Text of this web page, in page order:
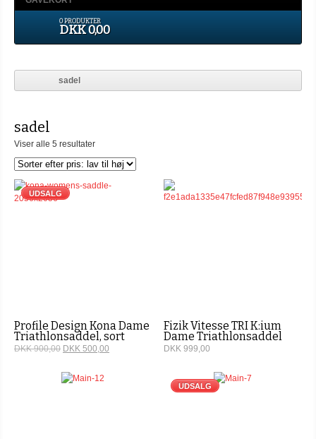
0 PRODUKTER
DKK 0,00
sadel
sadel
Viser alle 5 resultater
UDSALG
Profile Design Kona Dame
Triathlonsaddel, sort
DKK 900,00 DKK 500,00
Fizik Vitesse TRI K:ium
Dame Triathlonsaddel
DKK 999,00
UDSALG